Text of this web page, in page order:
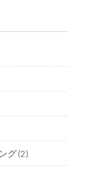
グ(2)